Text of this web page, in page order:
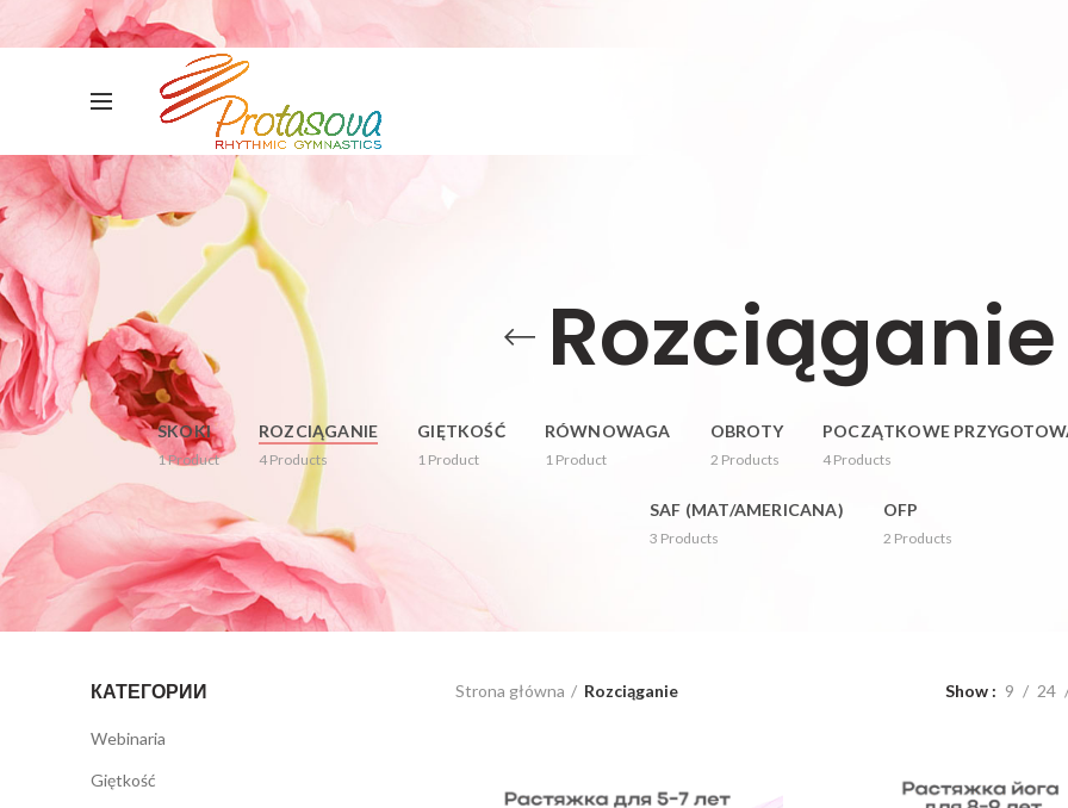
Rozciąganie
SKOKI
1Product
ROZCIĄGANIE
4 Products
GIĘTKOŚĆ
1 Product
RÓWNOWAGA
1 Product
OBROTY
2 Products
POCZĄTKOWE
4 Products
SAF (MAT/AMERICANA)
3 Products
OFP
2 Products
КАТЕГОРИИ
Webinaria
Giętkość
Strona główna Rozciąganie Show 9 24